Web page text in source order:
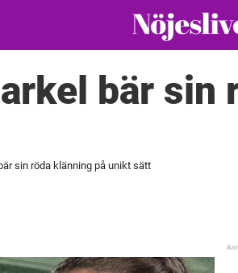
bär sin
sin röda klänning på unikt sätt